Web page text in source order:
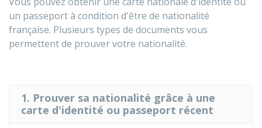
un passeport à condition d'être de nationalité
française. Plusieurs types de documents vous
permettent de prouver votre nationalité.
1. Prouver sa nationalité grâce à une
carte d'identité ou passeport récent